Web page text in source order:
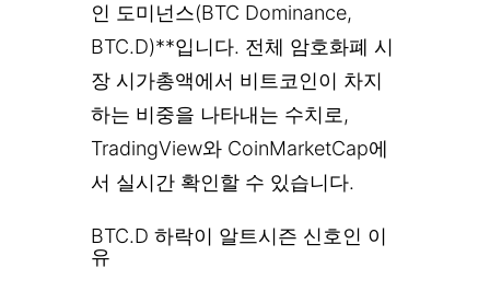
인 도미넌스(BTC Dominance,
BTC.D)**입니다. 전체 암호화폐 시
장 시가총액에서 비트코인이 차지
하는 비중을 나타내는 수치로,
TradingView와 CoinMarketCap에
서 실시간 확인할 수 있습니다.
BTC.D 하락이 알트시즌 신호인 이
유